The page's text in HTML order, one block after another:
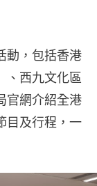
動，包括香港
、西九文化區
官網介紹全港
目及行程，一